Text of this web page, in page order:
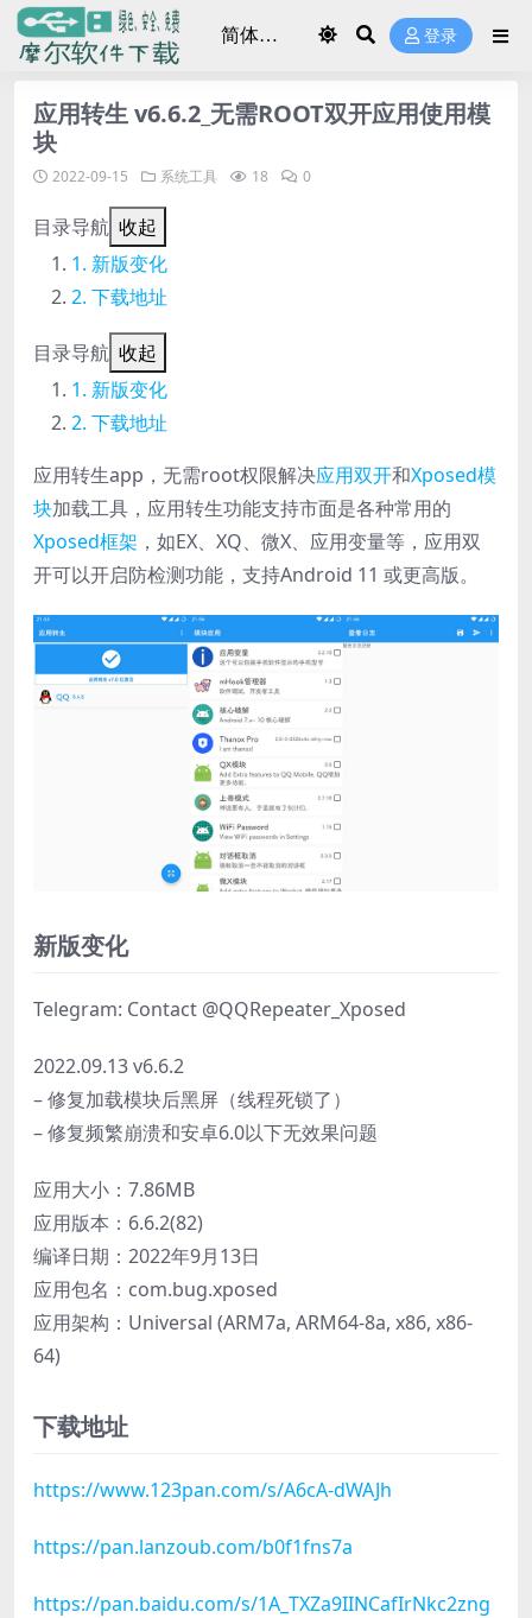
登录
应用转生 v6.6.2_无需ROOT双开应用使用模
块
2022-09-15 系统工具 18 0
目录导航 收起
新版变化
下载地址
目录导航 收起
新版变化
下载地址
应用转生app，无需root权限解决应用双开和Xposed模
块加载工具，应用转生功能支持市面是各种常用的
Xposed框架 ，如EX、XQ、微X、应用变量等，应用双
开可以开启防检测功能，支持Android 11 或更高版。
新版变化
Telegram: Contact @QQRepeater_Xposed
2022.09.13 v6.6.2
– 修复加载模块后黑屏（线程死锁了）
– 修复频繁崩溃和安卓6.0以下无效果问题
应用大小：7.86MB
应用版本：6.6.2(82)
编译日期：2022年9月13日
应用包名：com.bug.xposed
应用架构：Universal (ARM7a, ARM64-8a, x86, x86-
64)
下载地址
https://www.123pan.com/s/A6cA-dWAJh
https://pan.lanzoub.com/b0f1fns7a
https://pan.baidu.com/s/1A_TXZa9IINCafIrNkc2zng